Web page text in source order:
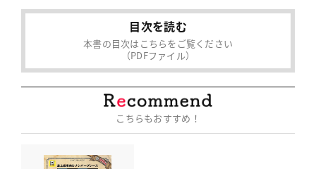
目次を読む
本書の目次はこちらをご覧ください
（PDFファイル）
こちらもおすすめ！